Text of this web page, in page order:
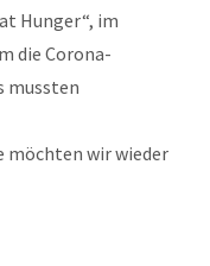
Hunger“, im
die Corona-
mussten
möchten wir wieder